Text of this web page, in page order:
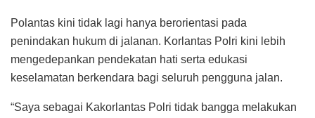
Polantas kini tidak lagi hanya berorientasi pada
penindakan hukum di jalanan. Korlantas Polri kini lebih
mengedepankan pendekatan hati serta edukasi
keselamatan berkendara bagi seluruh pengguna jalan.
“Saya sebagai Kakorlantas Polri tidak bangga melakukan